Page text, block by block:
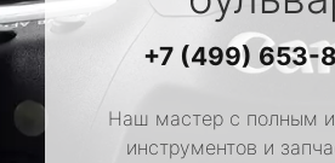
+7 (499) 653-
Наш мастер с полным
инструментов и